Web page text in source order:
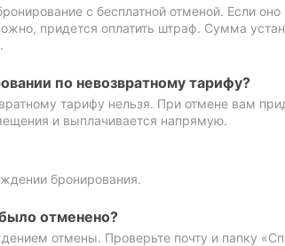
с бесплатной отменой. Если оно
придется оплатить штраф. Сумма
по невозвратному тарифу?
тарифу нельзя. При отмене вам
и выплачивается напрямую.
бронирования.
отменено?
отмены. Проверьте почту и папку